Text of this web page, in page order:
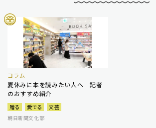
コラム
夏休みに本を読みたい人へ 記者
のおすすめ紹介
贈る 愛でる
文芸
朝日新聞文化部